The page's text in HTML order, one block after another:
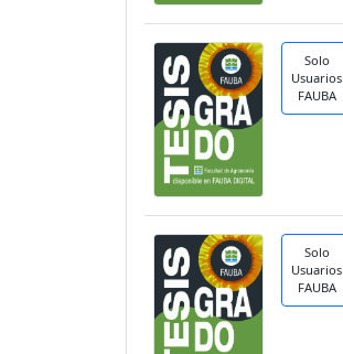
Solo
Usuarios
FAUBA
Solo
Usuarios
FAUBA